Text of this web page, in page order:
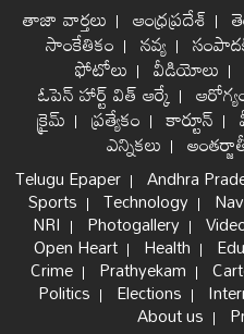
తాజా వార్తలు ఆంధ్రప్రదేశ్
సాంకేతికం నవ్య
ఫోటోలు వీడియోలు
ఓపెన్ హార్ట్ విత్ ఆర్కే
క్రైమ్ ప్రత్యేకం కార్టూన్
ఎన్నికలు
Telugu Epaper Andhra
Sports Technology
NRI Photogallery
Open Heart Health
Crime Prathyekam
Politics Elections
About us